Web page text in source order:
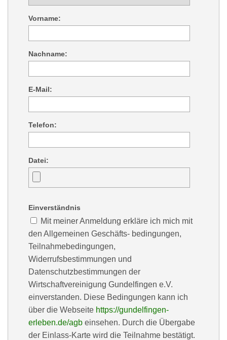
Vorname:
Nachname:
E-Mail:
Telefon:
Datei:
Einverständnis
Mit meiner Anmeldung erkläre ich mich mit
den Allgemeinen Geschäfts- bedingungen,
Teilnahmebedingungen,
Widerrufsbestimmungen und
Datenschutzbestimmungen der
Wirtschaftvereinigung Gundelfingen e.V.
einverstanden. Diese Bedingungen kann ich
über die Webseite https://gundelfingen-
erleben.de/agb einsehen. Durch die Übergabe
der Einlass-Karte wird die Teilnahme bestätigt.